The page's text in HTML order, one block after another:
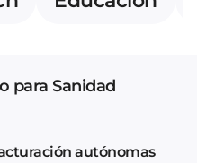
para Sanidad
autónomas